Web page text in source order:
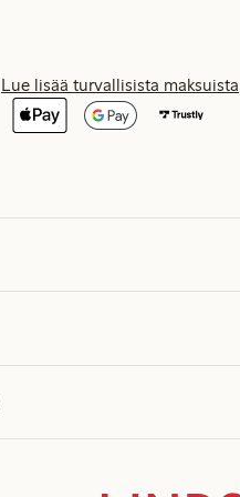
Lue lisää turvallisista maksuista